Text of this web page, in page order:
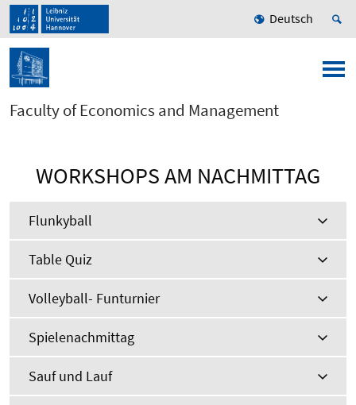
Deutsch
Faculty of Economics and Management
WORKSHOPS AM NACHMITTAG
Flunkyball
Table Quiz
Volleyball- Funturnier
Spielenachmittag
Sauf und Lauf